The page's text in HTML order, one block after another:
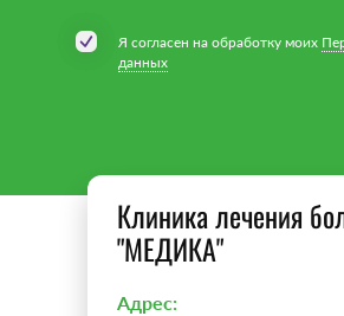
Я согласен на обработку моих
данных
Клиника лечения
"МЕДИКА"
Адрес: